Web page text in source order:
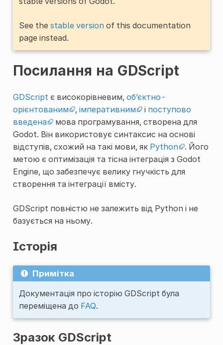
See the stable versionof this documentation
page instead.
Посилання на GDScript
GDScript є високорівневим, об’єктно-
орієнтованим
, імперативним і поступово
введена
мова програмування, створена для
Godot. Він використовує синтаксис на основі
відступів, схожий на такі мови, як Python
. Його
метою є оптимізація та тісна інтеграція з Godot
Engine, що забезпечує велику гнучкість для
створення та інтеграції вмісту.
GDScript повністю не залежить від Python і не
базується на ньому.
Історія
Примітка
Документація про історію GDScript була
переміщена до FAQ.
Зразок GDScript